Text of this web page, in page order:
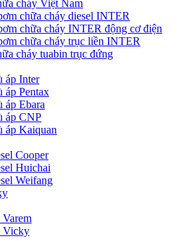
cháy Việt Nam
chữa cháy diesel INTER
chữa cháy INTER động cơ điện
chữa cháy trục liền INTER
cháy tuabin trục đứng
áp Inter
áp Pentax
áp Ebara
áp CNP
áp Kaiquan
Cooper
Huichai
Weifang
Vicky